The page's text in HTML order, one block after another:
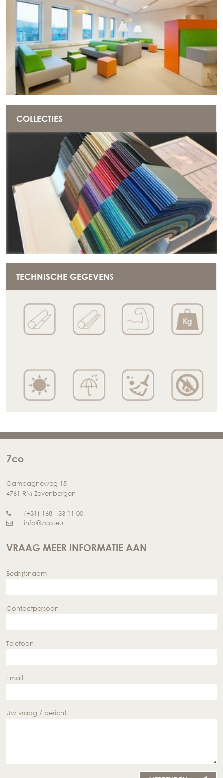
COLLECTIES
TECHNISCHE GEGEVENS
7co
Campagneweg 15
4761 RM Zevenbergen
(+31) 168 - 33 11 00
info@7co.eu
VRAAG MEER INFORMATIE AAN
Bedrijfsnaam
Contactpersoon
Telefoon
Email
Uw vraag / bericht